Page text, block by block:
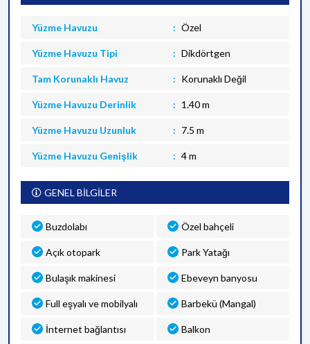
Yüzme Havuzu Özel
Yüzme Havuzu Tipi Dikdörtgen
Tam Korunaklı Havuz Korunaklı Değil
Yüzme Havuzu Derinlik 1.40 m
Yüzme Havuzu Uzunluk 7.5 m
Yüzme Havuzu Genişlik 4 m
GENEL BİLGİLER
Buzdolabı Özel bahçeli
Açık otopark Park Yatağı
Bulaşık makinesi Ebeveyn banyosu
Full eşyalı ve mobilyalı Barbekü (Mangal)
İnternet bağlantısı Balkon